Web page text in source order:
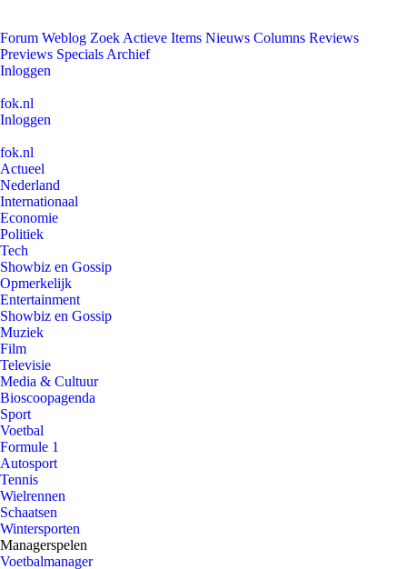
Forum Weblog Zoek Actieve Items Nieuws Columns Reviews
Previews Specials Archief
Inloggen
fok.nl
Inloggen
fok.nl
Actueel
Nederland
Internationaal
Economie
Politiek
Tech
Showbiz en Gossip
Opmerkelijk
Entertainment
Showbiz en Gossip
Muziek
Film
Televisie
Media & Cultuur
Bioscoopagenda
Sport
Voetbal
Formule 1
Autosport
Tennis
Wielrennen
Schaatsen
Wintersporten
Managerspelen
Voetbalmanager